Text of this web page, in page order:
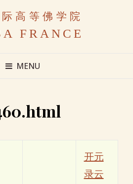
高等佛学院
FRANCE
MENU
开元
录云